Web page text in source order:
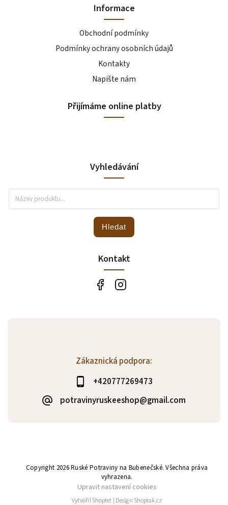
Zákaznická podpora:
+420777269473
potravinyruskeeshop@gmail.com
Informace
Obchodní podmínky
Podmínky ochrany osobních údajů
Kontakty
Napište nám
Přijímáme online platby
Vyhledávání
Hledat
Kontakt
Copyright 2026Ruské Potraviny na Bubenečské. Všechna práva
vyhrazena.
Upravit nastavení cookies
VytvořilShoptet | Design Shoptak.cz